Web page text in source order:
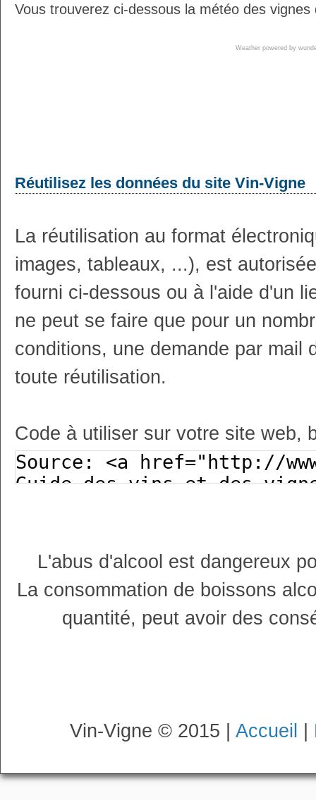
Vous trouverez ci-dessous la météo des
Weather powered by
Réutilisez les données du site Vin-Vigne
La réutilisation au format
images, tableaux, ...), est
fourni ci-dessous ou à l'aide d'un
ne peut se faire que pour un
conditions, une demande par mail
toute réutilisation.
Code à utiliser sur votre site web,
L'abus d'alcool est dangereux
La consommation de boissons
quantité, peut avoir des
Vin-Vigne © 2015 | Accueil